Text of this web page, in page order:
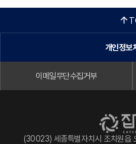
개인정보
이메일무단수집거부
(30023) 세종특별자치시 조치원읍